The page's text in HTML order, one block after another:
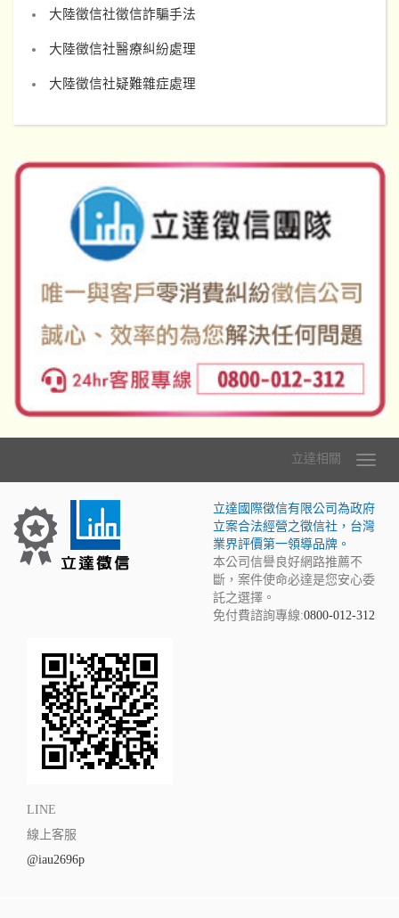
大陸徵信社徵信詐騙手法
大陸徵信社醫療糾紛處理
大陸徵信社疑難雜症處理
立達相關
立達國際徵信有限公司為政府
立案合法經營之徵信社，台灣
業界評價第一領導品牌。
本公司信譽良好網路推薦不
斷，案件使命必達是您安心委
託之選擇。
免付費諮詢專線:0800-012-312
LINE
線上客服
@iau2696p